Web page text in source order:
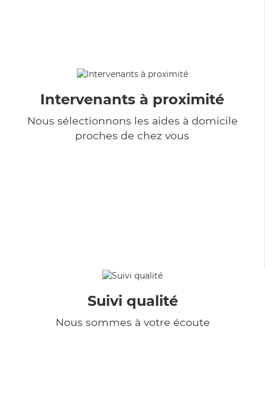
Intervenants à proximité
Nous sélectionnons les aides à domicile
proches de chez vous
Suivi qualité
Nous sommes à votre écoute